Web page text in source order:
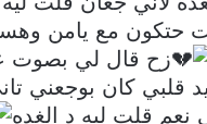
حتكون مع يامن
زح قال لي بصوت
نعم قلت ليه د الغده